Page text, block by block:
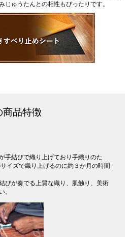
じゅうたんとの相性もぴったりです。
商品特徴
手結びで織り上げており手織りのた
イズで織り上げるのに約３か月の時間
びが奏でる上質な織り、肌触り、美術
。